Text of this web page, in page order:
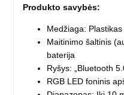
Produkto savybės:
Medžiaga: Plastikas
Maitinimo šaltinis
baterija
Ryšys: „Bluetooth
RGB LED foninis